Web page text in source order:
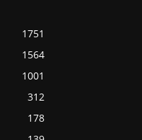
1751
1564
1001
312
178